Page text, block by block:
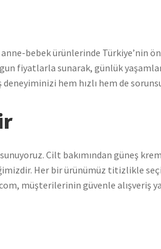
bebek ürünlerinde
fiyatlarla sunarak, günlük
deneyiminizi hem hızlı hem de
Cilt bakımından güneş
Her bir ürünümüz titizlikle
müşterilerinin güvenle alışveriş